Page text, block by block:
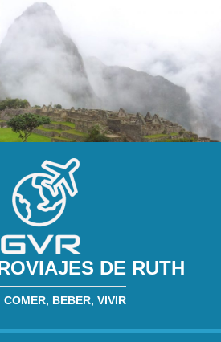
DE RUTH
BEBER, VIVIR